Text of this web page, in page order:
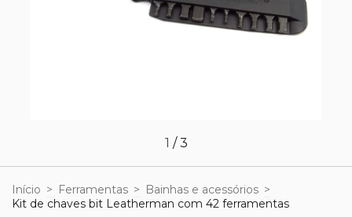
1 /3
Início > Ferramentas > Bainhas e acessórios >
Kit de chaves bit Leatherman com 42 ferramentas